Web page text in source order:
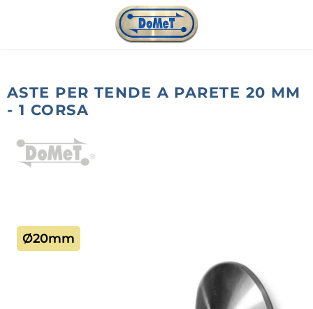
Passa al contenuto principale
ASTE PER TENDE A PARETE 20 MM
- 1 CORSA
Ø20mm